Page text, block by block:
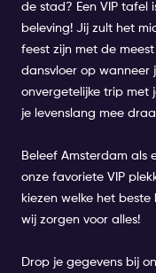
de stad? Een VIP tafel
beleving! Jij zult het
feest zijn met de
dansvloer op wanneer
onvergetelijke trip met
je levenslang mee
Beleef Amsterdam als
onze favoriete VIP
kiezen welke het
wij zorgen voor alles!
Drop je gegevens bij